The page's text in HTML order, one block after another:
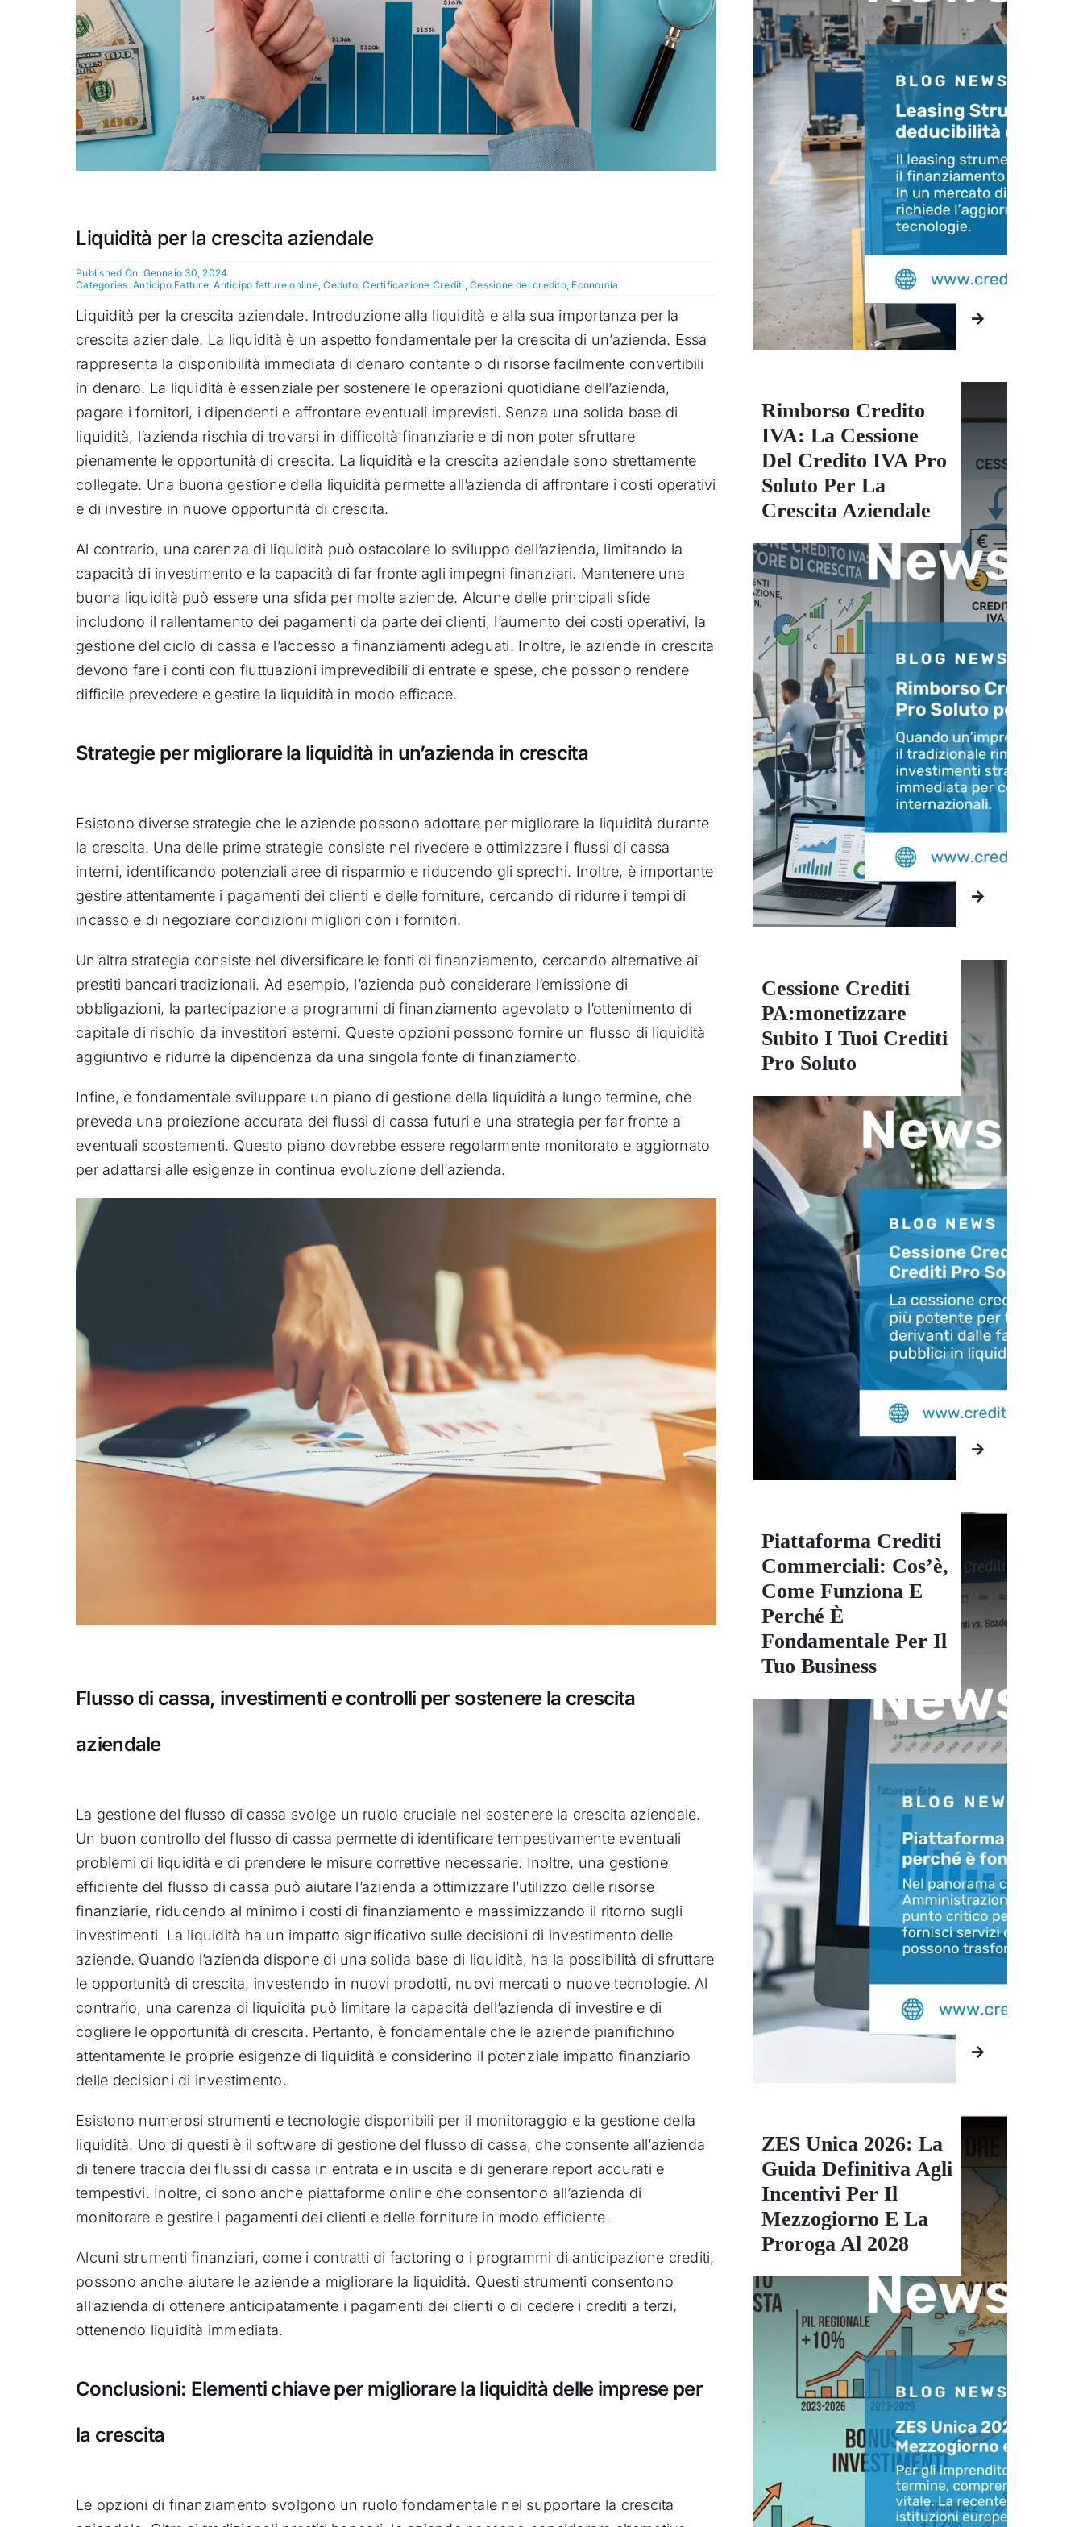
Liquidità per la crescita aziendale
Published On: Gennaio 30, 2024
Categories:Anticipo Fatture,Anticipo fatture online,Ceduto,Certificazione Crediti ,Cessione del credito, Economia
Liquidità per la crescita aziendale. Introduzione alla liquidità e alla sua importanza per la
crescita aziendale. La liquidità è un aspetto fondamentale per la crescita di un’azienda. Essa
rappresenta la disponibilità immediata di denaro contante o di risorse facilmente convertibili
in denaro. La liquidità è essenziale per sostenere le operazioni quotidiane dell’azienda,
pagare i fornitori, i dipendenti e affrontare eventuali imprevisti. Senza una solida base di
liquidità, l’azienda rischia di trovarsi in difficoltà finanziarie e di non poter sfruttare
pienamente le opportunità di crescita. La liquidità e la crescita aziendale sono strettamente
collegate. Una buona gestione della liquidità permette all’azienda di affrontare i costi operativi
e di investire in nuove opportunità di crescita.
Al contrario, una carenza di liquidità può ostacolare lo sviluppo dell’azienda, limitando la
capacità di investimento e la capacità di far fronte agli impegni finanziari. Mantenere una
buona liquidità può essere una sfida per molte aziende. Alcune delle principali sfide
includono il rallentamento dei pagamenti da parte dei clienti, l’aumento dei costi operativi, la
gestione del ciclo di cassa e l’accesso a finanziamenti adeguati. Inoltre, le aziende in crescita
devono fare i conti con fluttuazioni imprevedibili di entrate e spese, che possono rendere
difficile prevedere e gestire la liquidità in modo efficace.
Strategie per migliorare la liquidità in un’azienda in crescita
Esistono diverse strategie che le aziende possono adottare per migliorare la liquidità durante
la crescita. Una delle prime strategie consiste nel rivedere e ottimizzare i flussi di cassa
interni, identificando potenziali aree di risparmio e riducendo gli sprechi. Inoltre, è importante
gestire attentamente i pagamenti dei clienti e delle forniture, cercando di ridurre i tempi di
incasso e di negoziare condizioni migliori con i fornitori.
Un’altra strategia consiste nel diversificare le fonti di finanziamento, cercando alternative ai
prestiti bancari tradizionali. Ad esempio, l’azienda può considerare l’emissione di
obbligazioni, la partecipazione a programmi di finanziamento agevolato o l’ottenimento di
capitale di rischio da investitori esterni. Queste opzioni possono fornire un flusso di liquidità
aggiuntivo e ridurre la dipendenza da una singola fonte di finanziamento.
Infine, è fondamentale sviluppare un piano di gestione della liquidità a lungo termine, che
preveda una proiezione accurata dei flussi di cassa futuri e una strategia per far fronte a
eventuali scostamenti. Questo piano dovrebbe essere regolarmente monitorato e aggiornato
per adattarsi alle esigenze in continua evoluzione dell’azienda.
Flusso di cassa, investimenti e controlli per sostenere la crescita
aziendale
La gestione del flusso di cassa svolge un ruolo cruciale nel sostenere la crescita aziendale.
Un buon controllo del flusso di cassa permette di identificare tempestivamente eventuali
problemi di liquidità e di prendere le misure correttive necessarie. Inoltre, una gestione
efficiente del flusso di cassa può aiutare l’azienda a ottimizzare l’utilizzo delle risorse
finanziarie, riducendo al minimo i costi di finanziamento e massimizzando il ritorno sugli
investimenti. La liquidità ha un impatto significativo sulle decisioni di investimento delle
aziende. Quando l’azienda dispone di una solida base di liquidità, ha la possibilità di sfruttare
le opportunità di crescita, investendo in nuovi prodotti, nuovi mercati o nuove tecnologie. Al
contrario, una carenza di liquidità può limitare la capacità dell’azienda di investire e di
cogliere le opportunità di crescita. Pertanto, è fondamentale che le aziende pianifichino
attentamente le proprie esigenze di liquidità e considerino il potenziale impatto finanziario
delle decisioni di investimento.
Esistono numerosi strumenti e tecnologie disponibili per il monitoraggio e la gestione della
liquidità. Uno di questi è il software di gestione del flusso di cassa, che consente all’azienda
di tenere traccia dei flussi di cassa in entrata e in uscita e di generare report accurati e
tempestivi. Inoltre, ci sono anche piattaforme online che consentono all’azienda di
monitorare e gestire i pagamenti dei clienti e delle forniture in modo efficiente.
Alcuni strumenti finanziari, come i contratti di factoring o i programmi di anticipazione crediti,
possono anche aiutare le aziende a migliorare la liquidità. Questi strumenti consentono
all’azienda di ottenere anticipatamente i pagamenti dei clienti o di cedere i crediti a terzi,
ottenendo liquidità immediata.
Conclusioni: Elementi chiave per migliorare la liquidità delle imprese per
la crescita
Le opzioni di finanziamento svolgono un ruolo fondamentale nel supportare la crescita
Rimborso Credito
IVA: La Cessione
Del Credito IVA Pro
Soluto Per La
Crescita Aziendale
Cessione Crediti
PA:monetizzare
Subito I Tuoi Crediti
Pro Soluto
Piattaforma Crediti
Commerciali: Cos’è,
Come Funziona E
Perché È
Fondamentale Per Il
Tuo Business
ZES Unica 2026: La
Guida Definitiva Agli
Incentivi Per Il
Mezzogiorno E La
Proroga Al 2028